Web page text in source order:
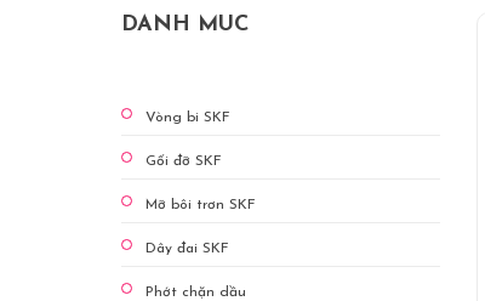
DANH MUC
Vòng bi SKF
Gối đỡ SKF
Mỡ bôi trơn SKF
Dây đai SKF
Phớt chặn dầu